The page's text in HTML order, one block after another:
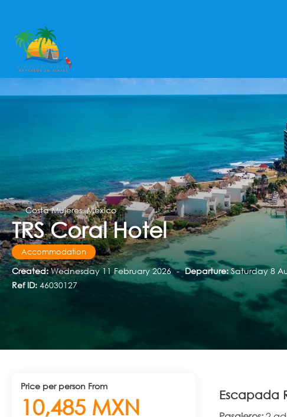
Costa Mujeres, Mexico
TRS Coral Hotel
Accommodation
Created:Wednesday 11 February 2026 - Departure: Saturday 8
Ref ID: 46030127
Escapada
price per person From
10,485 MXN